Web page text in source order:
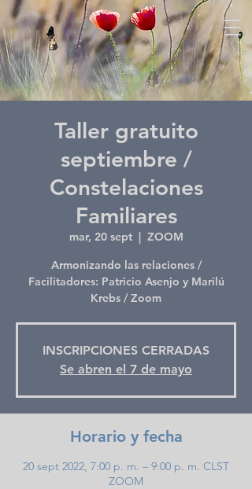
Taller gratuito
septiembre /
Constelaciones
Familiares
mar, 20 sept
  |
ZOOM
Armonizando las relaciones /
Facilitadores: Patricio Asenjo y Marilú
Krebs / Zoom
INSCRIPCIONES CERRADAS
Se abren el 7 de mayo
Horario y fecha
20 sept 2022, 7:00 p. m. – 9:00 p. m. CLST
ZOOM